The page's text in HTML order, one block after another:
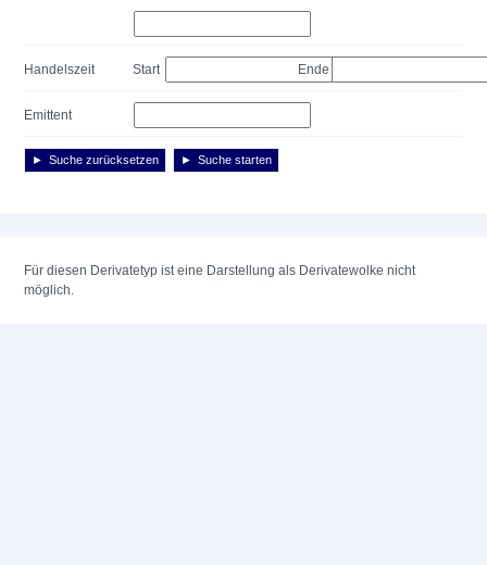
Handelszeit Start Ende
Emittent
Suche zurücksetzen Suche starten
Für diesen Derivatetyp ist eine Darstellung als Derivatewolke nicht
möglich.